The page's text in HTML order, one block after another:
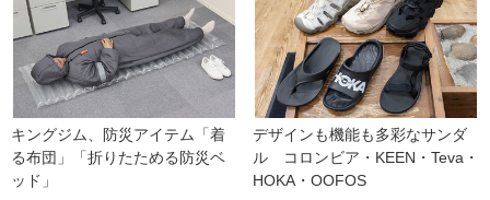
キングジム、防災アイテム「着
る布団」「折りたためる防災ベ
ッド」
デザインも機能も多彩なサンダ
ル　コロンビア・KEEN・Teva・
HOKA・OOFOS